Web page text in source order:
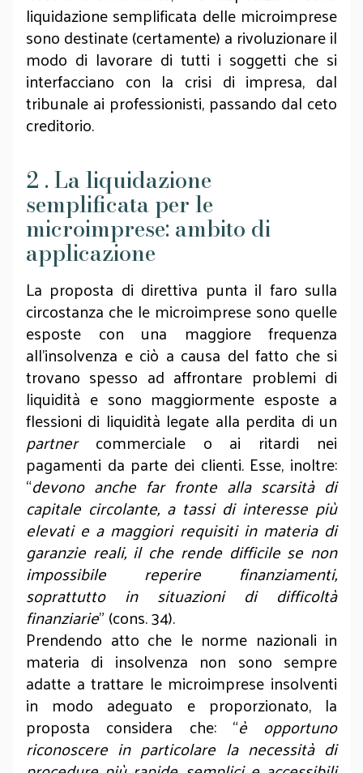
liquidazione semplificata delle microimprese
sono destinate (certamente) a rivoluzionare il
modo di lavorare di tutti i soggetti che si
interfacciano con la crisi di impresa, dal
tribunale ai professionisti, passando dal ceto
creditorio.
2 . La liquidazione
semplificata per le
microimprese: ambito di
applicazione
La proposta di direttiva punta il faro sulla
circostanza che le microimprese sono quelle
esposte con una maggiore frequenza
all’insolvenza e ciò a causa del fatto che si
trovano spesso ad affrontare problemi di
liquidità e sono maggiormente esposte a
flessioni di liquidità legate alla perdita di un
partnercommerciale o ai ritardi nei
pagamenti da parte dei clienti. Esse, inoltre:
“devono anche far fronte alla scarsità di
capitale circolante, a tassi di interesse più
elevati e a maggiori requisiti in materia di
garanzie reali, il che rende difficile se non
impossibile reperire finanziamenti,
soprattutto in situazioni di difficoltà
finanziarie” (cons. 34).
Prendendo atto che le norme nazionali in
materia di insolvenza non sono sempre
adatte a trattare le microimprese insolventi
in modo adeguato e proporzionato, la
proposta considera che: “è opportuno
riconoscere in particolare la necessità di